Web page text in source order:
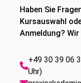
Haben Sie
Kursauswahl
Anmeldung?
+49 30 39 06
Uhr)